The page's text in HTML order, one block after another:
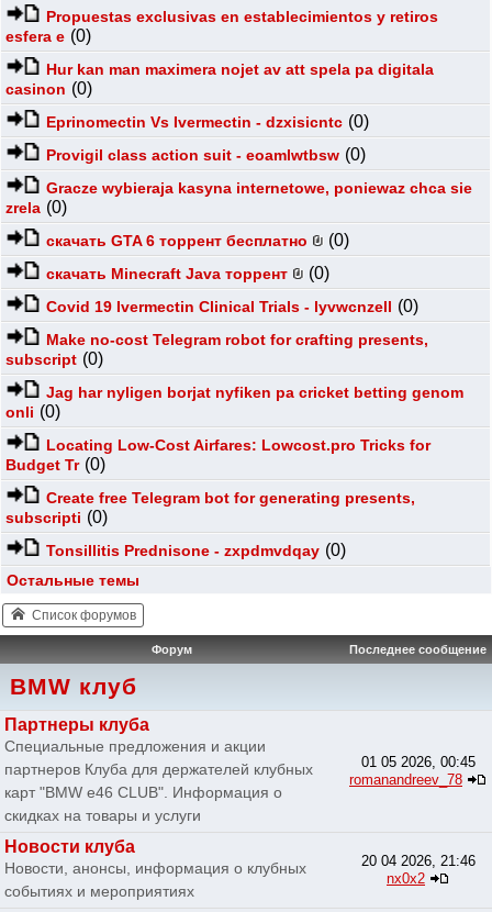
Propuestas exclusivas en establecimientos y retiros
esfera e (0)
Hur kan man maximera nojet av att spela pa digitala
casinon (0)
Eprinomectin Vs Ivermectin - dzxisicntc (0)
Provigil class action suit - eoamlwtbsw (0)
Gracze wybieraja kasyna internetowe, poniewaz chca sie
zrela (0)
скачать GTA 6 торрент бесплатно (0)
скачать Minecraft Java торрент (0)
Covid 19 Ivermectin Clinical Trials - lyvwcnzell (0)
Make no-cost Telegram robot for crafting presents,
subscript (0)
Jag har nyligen borjat nyfiken pa cricket betting genom
onli (0)
Locating Low-Cost Airfares: Lowcost.pro Tricks for
Budget Tr (0)
Create free Telegram bot for generating presents,
subscripti (0)
Tonsillitis Prednisone - zxpdmvdqay (0)
Остальные темы
Список форумов
Форум Последнее сообщение
BMW клуб
Партнеры клуба
Специальные предложения и акции
партнеров Клуба для держателей клубных
карт "BMW e46 CLUB". Информация о
скидках на товары и услуги
01 05 2026, 00:45
romanandreev_78
Новости клуба
Новости, анонсы, информация о клубных
событиях и мероприятиях
20 04 2026, 21:46
nx0x2